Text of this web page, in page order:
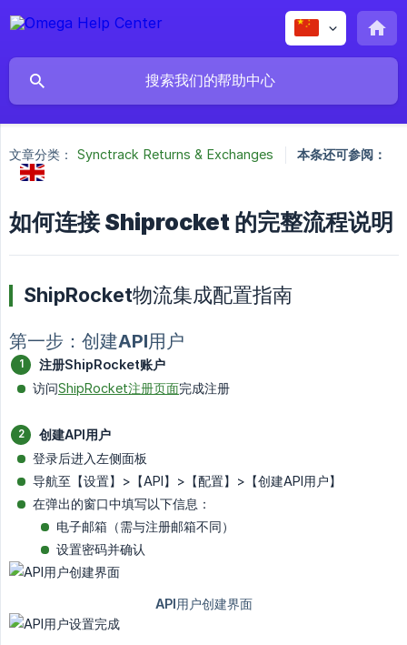
文章分类： Synctrack Returns & Exchanges 本条还可参阅：
如何连接 Shiprocket 的完整流程说明
ShipRocket物流集成配置指南
第一步：创建API用户
注册ShipRocket账户
访问ShipRocket注册页面完成注册
创建API用户
登录后进入左侧面板
导航至【设置】>【API】>【配置】>【创建API用户】
在弹出的窗口中填写以下信息：
电子邮箱（需与注册邮箱不同）
设置密码并确认